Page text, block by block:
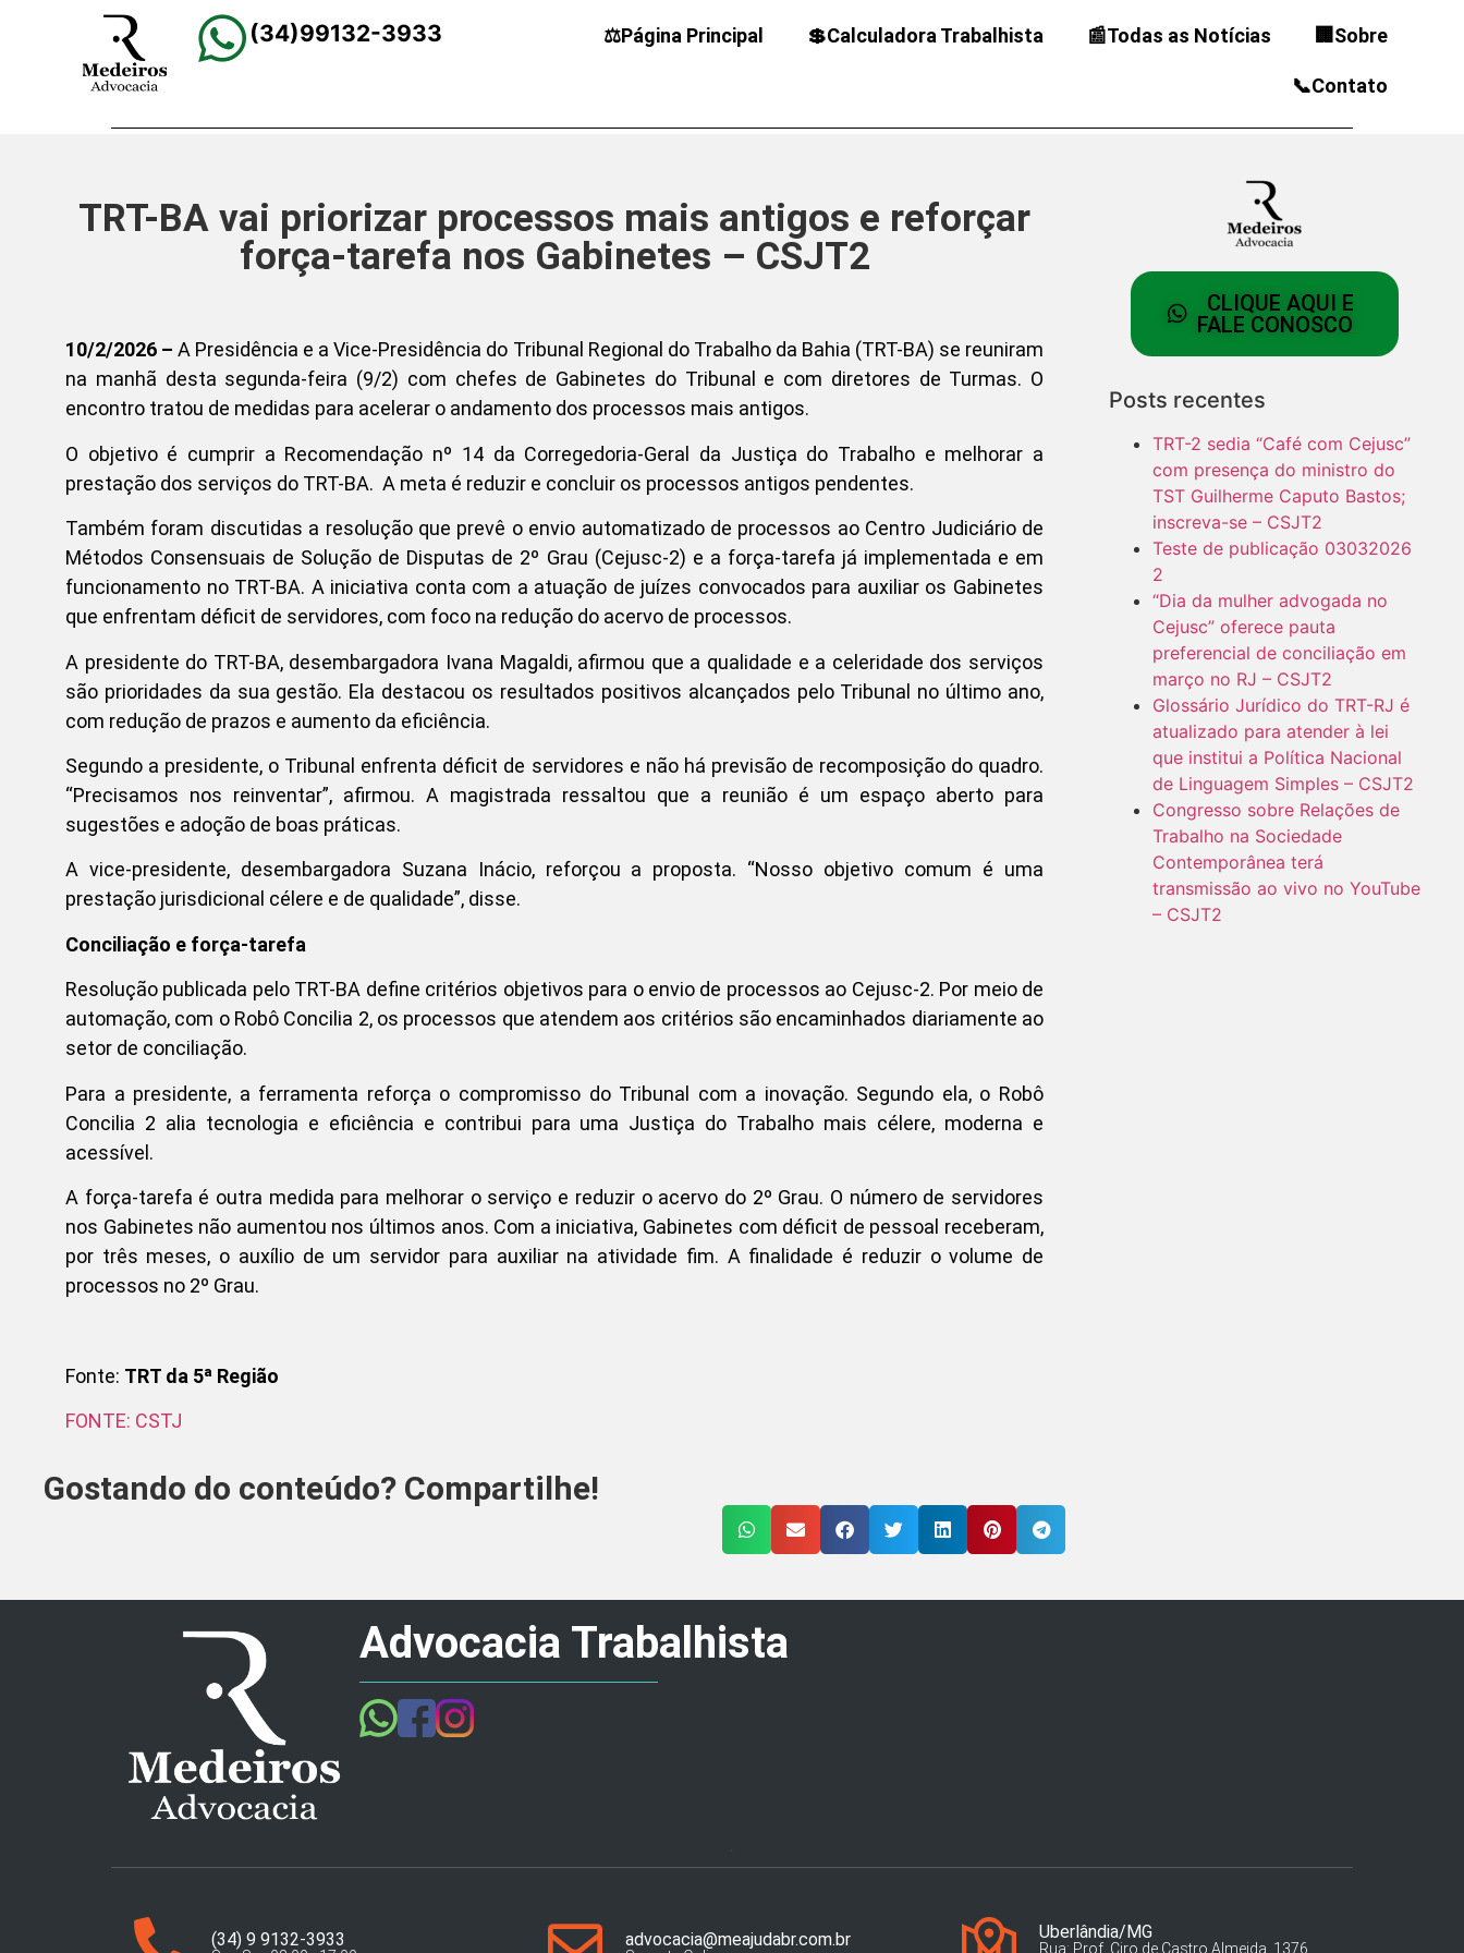
(34)99132-3933 ⚖️Página Principal 💲Calculadora Trabalhista 📰Todas as Notícias 🏢Sobre
📞Contato
TRT-BA vai priorizar processos mais antigos e reforçar
força-tarefa nos Gabinetes – CSJT2
10/2/2026 –A Presidência e a Vice-Presidência do Tribunal Regional do Trabalho da Bahia (TRT-BA) se reuniram
na manhã desta segunda-feira (9/2) com chefes de Gabinetes do Tribunal e com diretores de Turmas. O
encontro tratou de medidas para acelerar o andamento dos processos mais antigos.
O objetivo é cumprir a Recomendação nº 14 da Corregedoria-Geral da Justiça do Trabalho e melhorar a
prestação dos serviços do TRT-BA. A meta é reduzir e concluir os processos antigos pendentes.
Também foram discutidas a resolução que prevê o envio automatizado de processos ao Centro Judiciário de
Métodos Consensuais de Solução de Disputas de 2º Grau (Cejusc-2) e a força-tarefa já implementada e em
funcionamento no TRT-BA. A iniciativa conta com a atuação de juízes convocados para auxiliar os Gabinetes
que enfrentam déficit de servidores, com foco na redução do acervo de processos.
A presidente do TRT-BA, desembargadora Ivana Magaldi, afirmou que a qualidade e a celeridade dos serviços
são prioridades da sua gestão. Ela destacou os resultados positivos alcançados pelo Tribunal no último ano,
com redução de prazos e aumento da eficiência.
Segundo a presidente, o Tribunal enfrenta déficit de servidores e não há previsão de recomposição do quadro.
“Precisamos nos reinventar”, afirmou. A magistrada ressaltou que a reunião é um espaço aberto para
sugestões e adoção de boas práticas.
A vice-presidente, desembargadora Suzana Inácio, reforçou a proposta. “Nosso objetivo comum é uma
prestação jurisdicional célere e de qualidade”, disse.
Conciliação e força-tarefa
Resolução publicada pelo TRT-BA define critérios objetivos para o envio de processos ao Cejusc-2. Por meio de
automação, com o Robô Concilia 2, os processos que atendem aos critérios são encaminhados diariamente ao
setor de conciliação.
Para a presidente, a ferramenta reforça o compromisso do Tribunal com a inovação. Segundo ela, o Robô
Concilia 2 alia tecnologia e eficiência e contribui para uma Justiça do Trabalho mais célere, moderna e
acessível.
A força-tarefa é outra medida para melhorar o serviço e reduzir o acervo do 2º Grau. O número de servidores
nos Gabinetes não aumentou nos últimos anos. Com a iniciativa, Gabinetes com déficit de pessoal receberam,
por três meses, o auxílio de um servidor para auxiliar na atividade fim. A finalidade é reduzir o volume de
processos no 2º Grau.
Fonte: TRT da 5ª Região
FONTE: CSTJ
Gostando do conteúdo? Compartilhe!
CLIQUE AQUI E
FALE CONOSCO
Posts recentes
TRT-2 sedia “Café com Cejusc”
com presença do ministro do
TST Guilherme Caputo Bastos;
inscreva-se – CSJT2
Teste de publicação 03032026
2
“Dia da mulher advogada no
Cejusc” oferece pauta
preferencial de conciliação em
março no RJ – CSJT2
Glossário Jurídico do TRT-RJ é
atualizado para atender à lei
que institui a Política Nacional
de Linguagem Simples – CSJT2
Congresso sobre Relações de
Trabalho na Sociedade
Contemporânea terá
transmissão ao vivo no YouTube
– CSJT2
Advocacia Trabalhista
(34) 9 9132-3933 advocacia@meajudabr.com.br Uberlândia/MG
Rua: Prof. Ciro de Castro Almeida, 1376